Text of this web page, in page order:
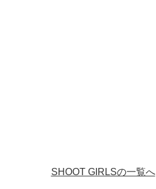
SHOOT GIRLSの一覧へ